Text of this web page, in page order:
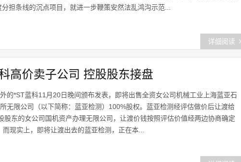
担条线的沉点项目，就进一步鞭策安然法乱鸿沟示范...
详细阅读
高价卖子公司 控股股东接盘
的*ST蓝科11月20日晚间颁布发表，即将出售全资女公司机械工业上海蓝亚石
无限公司（以下简称：蓝亚检测）100%股权。蓝亚检测经评估做价后让渡给
股东的女公司国机资产办理无限公司，让渡价钱按照评估价值经两边协商确定
而现实上，即将让渡出去的蓝亚检测，正在本...